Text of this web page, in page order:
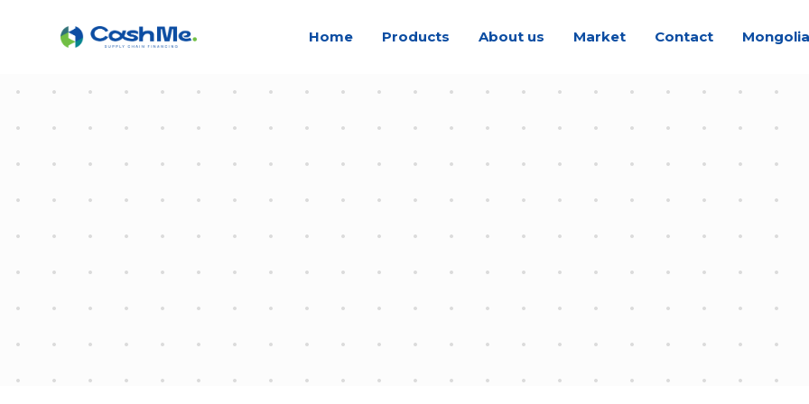
Home Products About us Market Contact Mongolia
My account